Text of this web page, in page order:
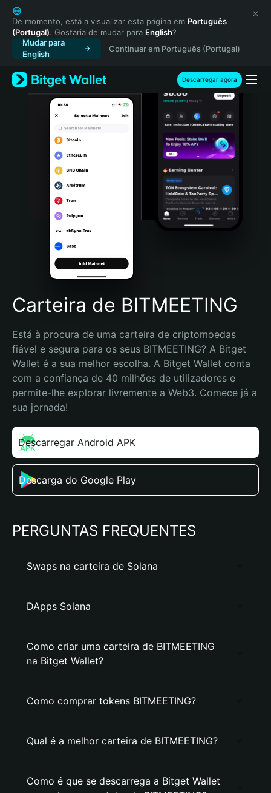
English
日本語
Tiếng Việt
Русский
Español (Latinoamérica)
Türkçe
Italiano
Português (Portugal)
Bahasa Indonesia
Português (Brasil)
Español (Argentina)
De momento, está a visualizar esta página em Português
(Portugal). Gostaria de mudar para English?
Mudar para
English
Continuar em Português (Portugal)
Descarregar agora
Carteira de BITMEETING
Está à procura de uma carteira de criptomoedas
fiável e segura para os seus BITMEETING? A Bitget
Wallet é a sua melhor escolha. A Bitget Wallet conta
com a confiança de 40 milhões de utilizadores e
permite-lhe explorar livremente a Web3. Comece já a
sua jornada!
Descarregar Android APK
Descarga do Google Play
PERGUNTAS FREQUENTES
Swaps na carteira de Solana
DApps Solana
Como criar uma carteira de BITMEETING
na Bitget Wallet?
Como comprar tokens BITMEETING?
Qual é a melhor carteira de BITMEETING?
Como é que se descarrega a Bitget Wallet